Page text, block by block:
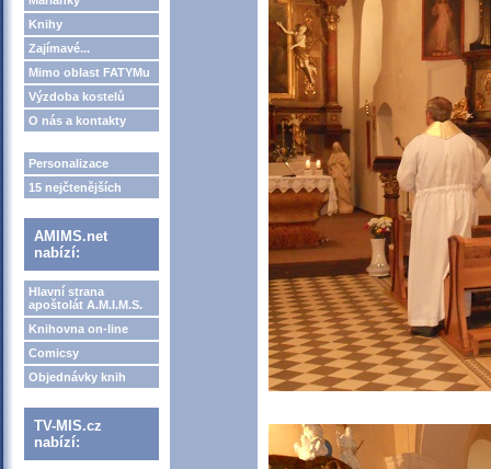
Knihy
Zajímavé...
Mimo oblast FATYMu
Výzdoba kostelů
O nás a kontakty
Personalizace
15 nejčtenějších
AMIMS.net
nabízí:
Hlavní strana
apoštolát A.M.I.M.S.
Knihovna on-line
Comicsy
Objednávky knih
TV-MIS.cz
nabízí: